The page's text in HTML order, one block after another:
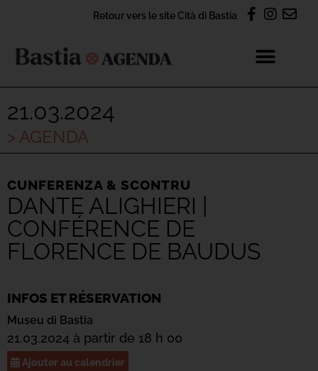
Retour vers le site Cità di Bastia
21.03.2024
> AGENDA
CUNFERENZA & SCONTRU
DANTE ALIGHIERI |
CONFÉRENCE DE
FLORENCE DE BAUDUS
INFOS ET RÉSERVATION
Museu di Bastia
21.03.2024 à partir de 18 h 00
Ajouter au calendrier